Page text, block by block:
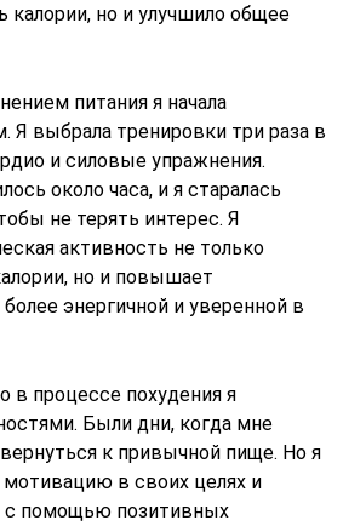
калории, но и улучшило общее
питания я начала
Я выбрала тренировки три раза в
и силовые упражнения.
около часа, и я старалась
не терять интерес. Я
активность не только
но и повышает
энергичной и уверенной в
в процессе похудения я
Были дни, когда мне
к привычной пище. Но я
мотивацию в своих целях и
с помощью позитивных